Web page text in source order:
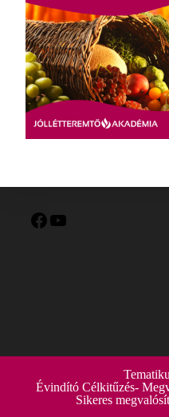
Évindító Célkitűzés-
Sikeres